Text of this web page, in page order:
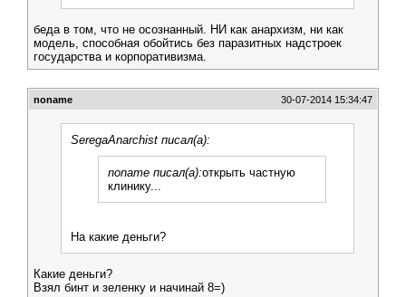
беда в том, что не осознанный. НИ как анархизм, ни как
модель, способная обойтись без паразитных надстроек
государства и корпоративизма.
noname 30-07-2014 15:34:47
SeregaAnarchist писал(а):
noname писал(а):открыть частную
клинику...
На какие деньги?
Какие деньги?
Взял бинт и зеленку и начинай 8=)